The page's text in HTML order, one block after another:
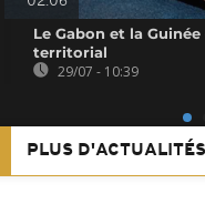
Le Gabon et la
territorial
29/07 - 10:39
PLUS D'ACTUALITÉS